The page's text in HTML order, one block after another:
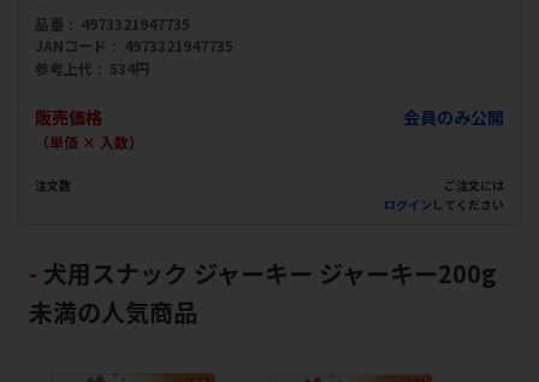
品番
4973321947735
JANコード
4973321947735
参考上代
534円
販売価格
（単価 × 入数）
会員のみ公開
注文数
ご注文には
ログイン してください
犬用スナック ジャーキー ジャーキー200g
未満の人気商品